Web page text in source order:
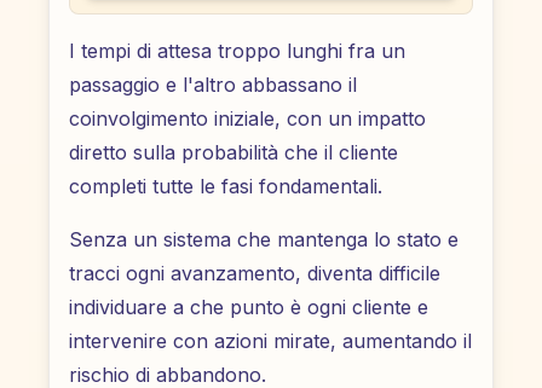
I tempi di attesa troppo lunghi fra un
passaggio e l'altro abbassano il
coinvolgimento iniziale, con un impatto
diretto sulla probabilità che il cliente
completi tutte le fasi fondamentali.
Senza un sistema che mantenga lo stato e
tracci ogni avanzamento, diventa difficile
individuare a che punto è ogni cliente e
intervenire con azioni mirate, aumentando il
rischio di abbandono.